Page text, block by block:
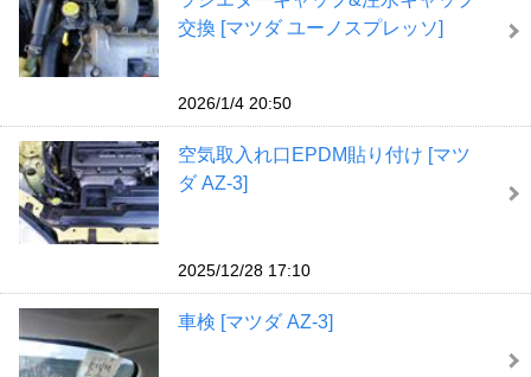
交換 [マツダ ユーノスプレッソ]
2026/1/4 20:50
空気取入れ口EPDM貼り付け [マツ
ダ AZ-3]
2025/12/28 17:10
車検 [マツダ AZ-3]